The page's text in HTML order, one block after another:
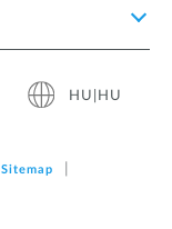
HU|HU
Sitemap